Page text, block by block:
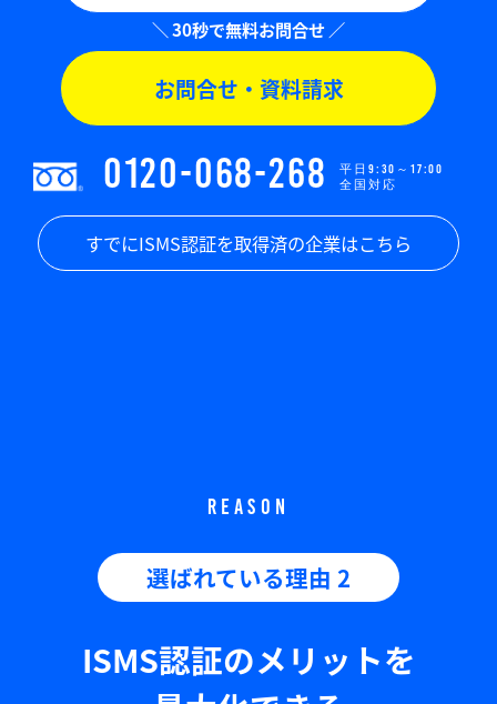
お問合せ・資料請求
0120-068-268
平日9:30～17:00
全国対応
すでにISMS認証を取得済の企業はこちら
REASON
選ばれている理由 2
ISMS認証のメリットを